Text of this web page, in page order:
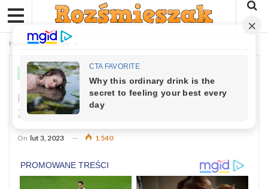
Home Dowcipy
DOWCIPY
Kawał: Icek Podejrzewał, Że Salcie Go
Zdradza
On lut 3, 2023 1 540